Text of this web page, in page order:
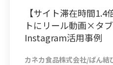
【サイト滞在時間1.4
トにリール動画×タ
Instagram活用事例
カネカ食品株式会社/ぱん結